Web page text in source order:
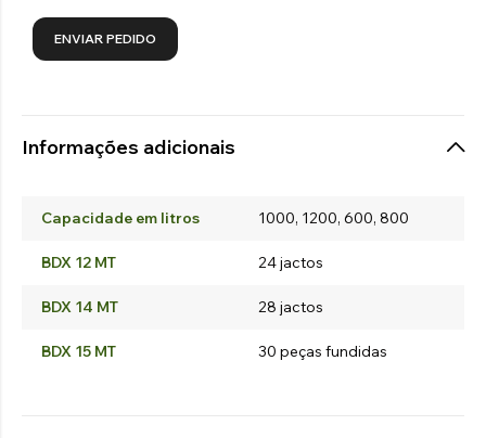
Informações adicionais
Capacidade em litros 1000, 1200, 600, 800
BDX 12 MT 24 jactos
BDX 14 MT 28 jactos
BDX 15 MT 30 peças fundidas